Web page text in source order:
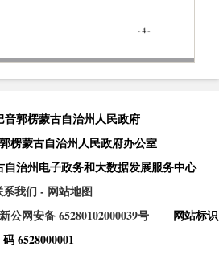
音郭楞蒙古自治州人民政府
楞蒙古自治州人民政府办公室
治州电子政务和大数据发展服务中心
我们- 网站地图
新公网安备 65280102000039号
网站标识
码 6528000001